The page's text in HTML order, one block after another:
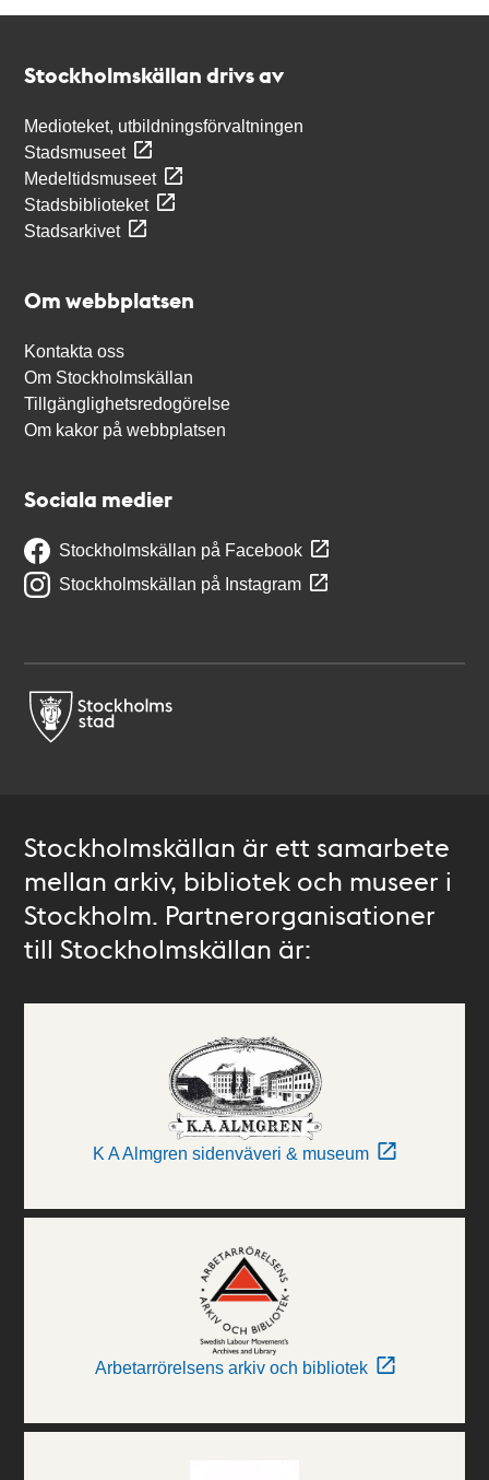
Stockholmskällan drivs av
Medioteket, utbildningsförvaltningen
Stadsmuseet
Medeltidsmuseet
Stadsbiblioteket
Stadsarkivet
Om webbplatsen
Kontakta oss
Om Stockholmskällan
Tillgänglighetsredogörelse
Om kakor på webbplatsen
Sociala medier
Stockholmskällan på Facebook
Stockholmskällan på Instagram
Stockholmskällan är ett samarbete
mellan arkiv, bibliotek och museer i
Stockholm. Partnerorganisationer
till Stockholmskällan är:
K A Almgren sidenväveri & museum
Arbetarrörelsens arkiv och bibliotek